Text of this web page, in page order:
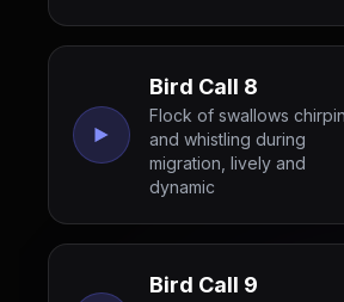
Bird Call 8
Flock of swallows
and whistling during
migration, lively and
dynamic
Bird Call 9